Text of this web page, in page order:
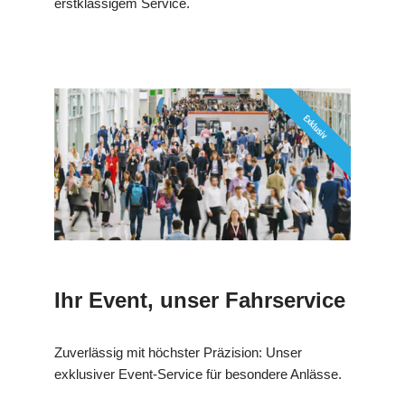
Ihr Event, unser Fahrservice
Zuverlässig mit höchster Präzision: Unser
exklusiver Event-Service für besondere Anlässe.